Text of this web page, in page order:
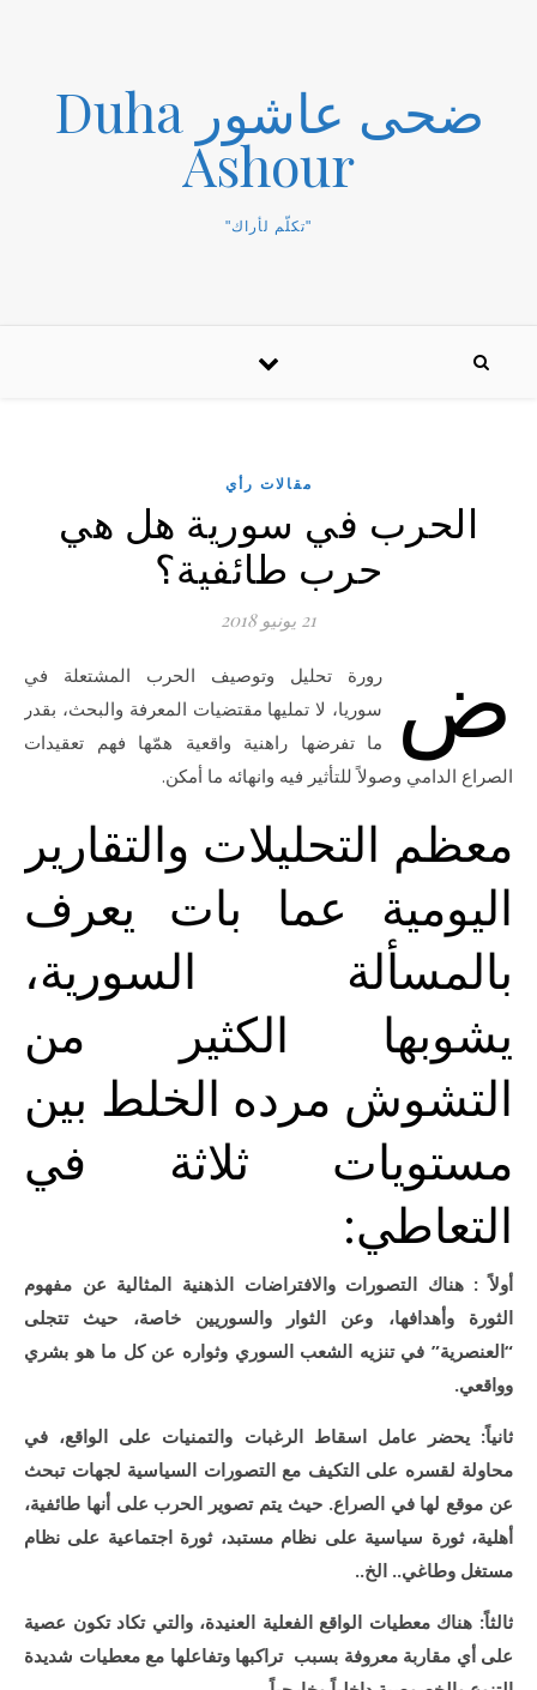
ضحى عاشور Duha
Ashour
"تكلّم لأراك"
مقالات رأي
الحرب في سورية هل هي
حرب طائفية؟
21 يونيو 2018
ض
رورة تحليل وتوصيف الحرب المشتعلة في
سوريا، لا تمليها مقتضيات المعرفة والبحث، بقدر
ما تفرضها راهنية واقعية همّها فهم تعقيدات
الصراع الدامي وصولاً للتأثير فيه وانهائه ما أمكن.
معظم التحليلات والتقارير
اليومية عما بات يعرف
بالمسألة السورية،
يشوبها الكثير من
التشوش مرده الخلط بين
مستويات ثلاثة في
التعاطي:
أولاً : هناك التصورات والافتراضات الذهنية المثالية عن مفهوم
الثورة وأهدافها، وعن الثوار والسوريين خاصة، حيث تتجلى
“العنصرية” في تنزيه الشعب السوري وثواره عن كل ما هو بشري
وواقعي.
ثانياً: يحضر عامل اسقاط الرغبات والتمنيات على الواقع، في
محاولة لقسره على التكيف مع التصورات السياسية لجهات تبحث
عن موقع لها في الصراع. حيث يتم تصوير الحرب على أنها طائفية،
أهلية، ثورة سياسية على نظام مستبد، ثورة اجتماعية على نظام
مستغل وطاغي.. الخ..
ثالثاً: هناك معطيات الواقع الفعلية العنيدة، والتي تكاد تكون عصية
على أي مقاربة معروفة بسبب تراكبها وتفاعلها مع معطيات شديدة